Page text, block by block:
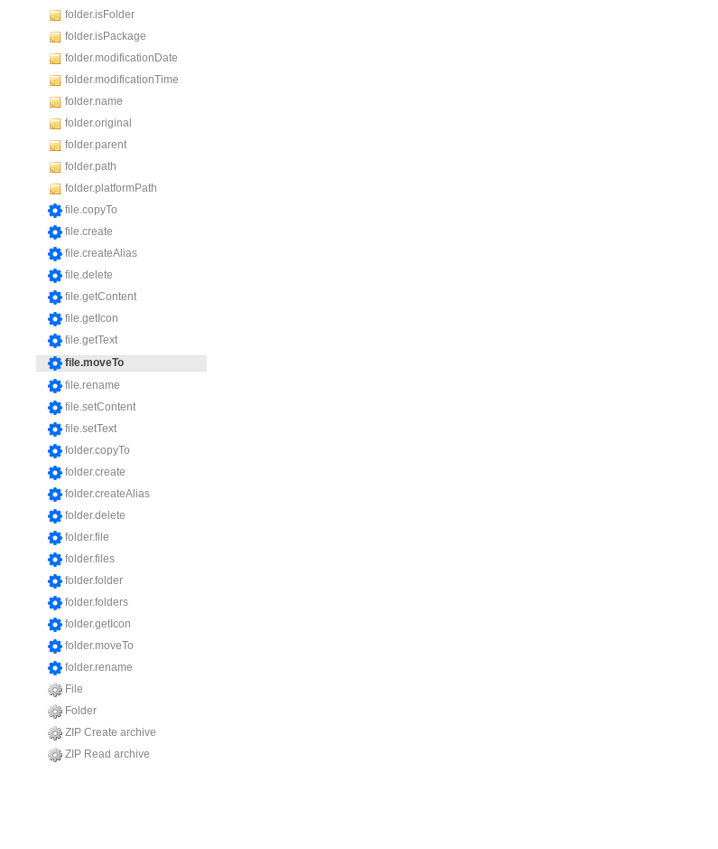
folder.isFolder
folder.isPackage
folder.modificationDate
folder.modificationTime
folder.name
folder.original
folder.parent
folder.path
folder.platformPath
file.copyTo
file.create
file.createAlias
file.delete
file.getContent
file.getIcon
file.getText
file.moveTo
file.rename
file.setContent
file.setText
folder.copyTo
folder.create
folder.createAlias
folder.delete
folder.file
folder.files
folder.folder
folder.folders
folder.getIcon
folder.moveTo
folder.rename
File
Folder
ZIP Create archive
ZIP Read archive